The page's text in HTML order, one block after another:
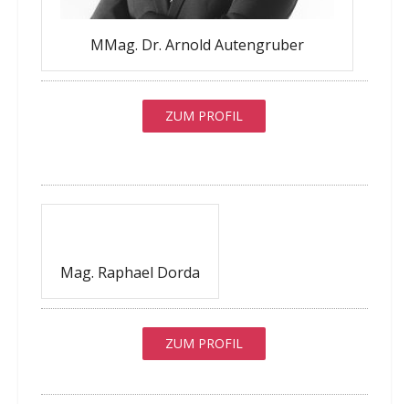
MMag. Dr. Arnold Autengruber
ZUM PROFIL
Mag. Raphael Dorda
ZUM PROFIL